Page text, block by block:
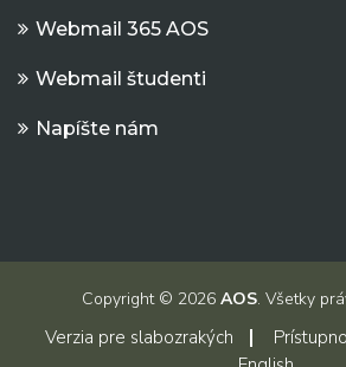
Webmail 365 AOS
Webmail študenti
Napíšte nám
Copyright © 2026 AOS. Všetky
Verzia pre slabozrakých